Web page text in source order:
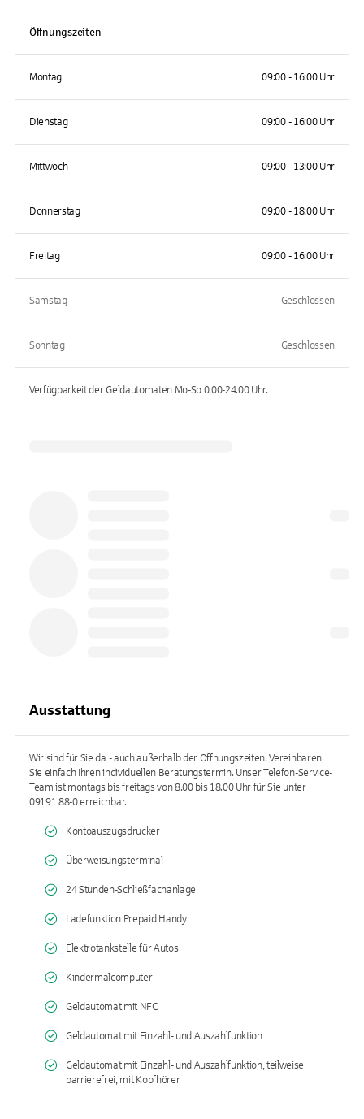
Öffnungszeiten
Montag 09:00 - 16:00 Uhr
Dienstag 09:00 - 16:00 Uhr
Mittwoch 09:00 - 13:00 Uhr
Donnerstag 09:00 - 18:00 Uhr
Freitag 09:00 - 16:00 Uhr
Samstag Geschlossen
Sonntag Geschlossen
Verfügbarkeit der Geldautomaten Mo-So 0.00-24.00Uhr.
Ausstattung
Wir sind für Sie da - auch außerhalb der Öffnungszeiten. Vereinbaren
Sie einfach Ihren individuellen Beratungstermin. Unser Telefon-Service-
Team ist montags bis freitags von 8.00 bis 18.00 Uhr für Sie unter
09191 88-0 erreichbar.
Kontoauszugsdrucker
Überweisungsterminal
24 Stunden-Schließfachanlage
Ladefunktion Prepaid Handy
Elektrotankstelle für Autos
Kindermalcomputer
Geldautomat mit NFC
Geldautomat mit Einzahl- und Auszahlfunktion
Geldautomat mit Einzahl- und Auszahlfunktion, teilweise
barrierefrei, mit Kopfhörer